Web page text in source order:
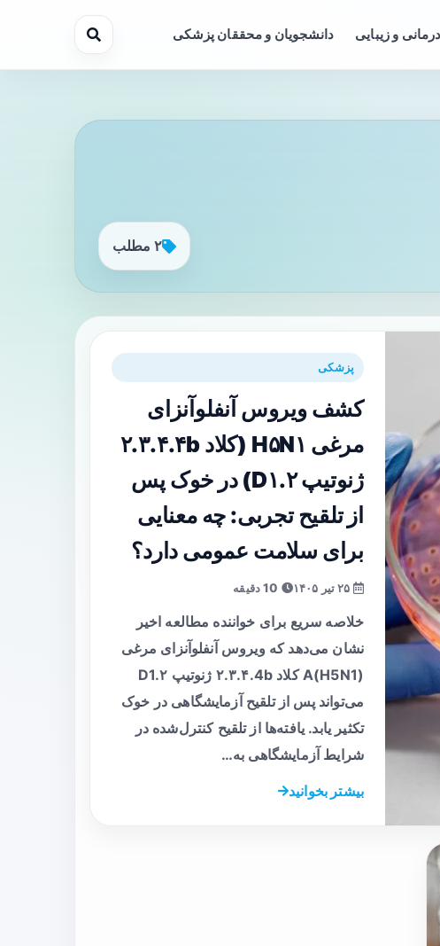
و زیبایی دانشجویان و محققان پزشکی
۲ مطلب
پزشکی
کشف ویروس آنفلوآنزای
مرغی H۵N۱ (کلاد ۲.۳.۴.۴b
ژنوتیپ D۱.۲) در خوک پس
از تلقیح تجربی: چه معنایی
برای سلامت عمومی دارد؟
خلاصه سریع برای خواننده مطالعه اخیر
نشان می‌دهد که ویروس آنفلوآنزای مرغی
A(H5N1) کلاد ۲.۳.۴.4b ژنوتیپ D1.۲
می‌تواند پس از تلقیح آزمایشگاهی در خوک
تکثیر یابد. یافته‌ها از تلقیح کنترل‌شده در
شرایط آزمایشگاهی به…
بیشتر بخوانید